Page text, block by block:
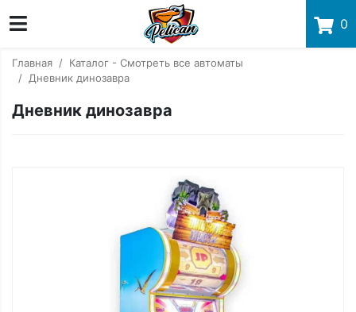
0
Главная
Каталог - Смотреть все автоматы
Дневник динозавра
Дневник динозавра